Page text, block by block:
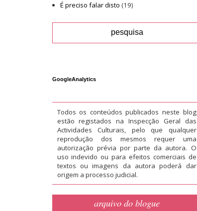
É preciso falar disto (19)
GoogleAnalytics
Todos os conteúdos publicados neste blog
estão registados na Inspecção Geral das
Actividades Culturais, pelo que qualquer
reprodução dos mesmos requer uma
autorização prévia por parte da autora. O
uso indevido ou para efeitos comerciais de
textos ou imagens da autora poderá dar
origem a processo judicial.
arquivo do blogue